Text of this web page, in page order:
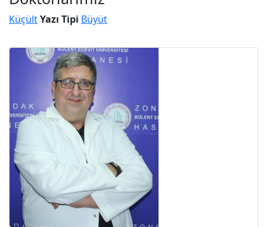
KüçültYazı Tipi Büyüt